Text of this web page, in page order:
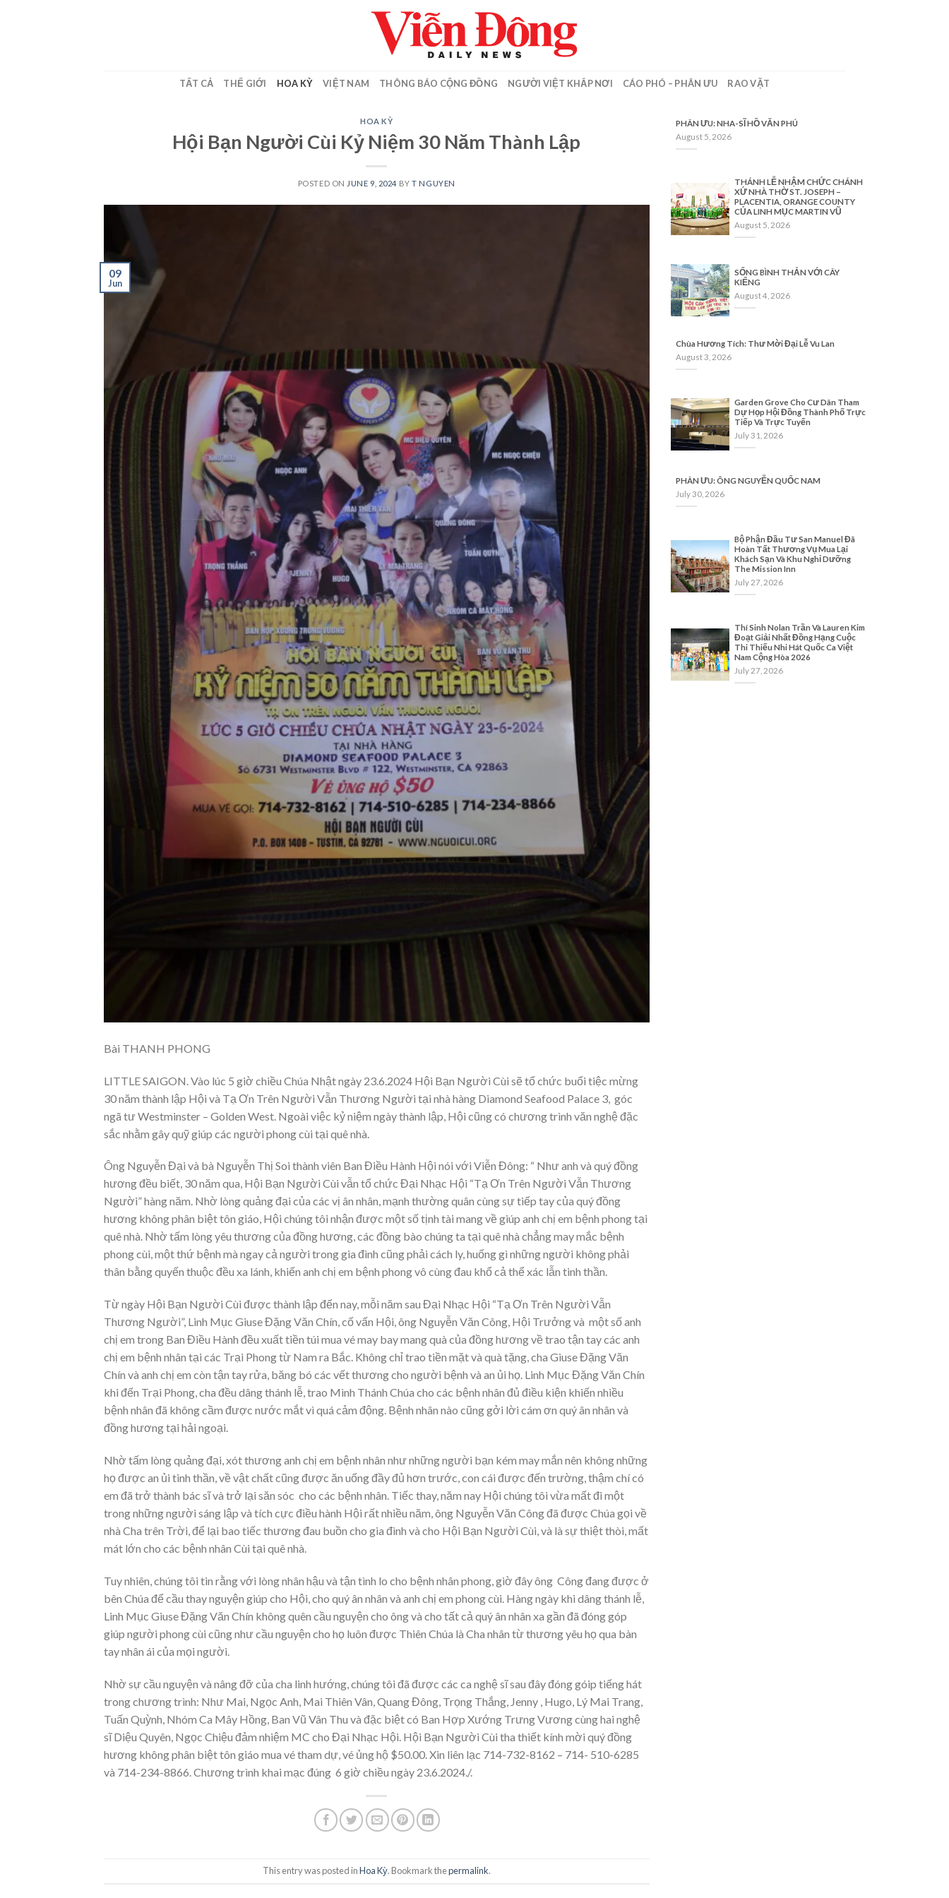
TẤT CẢ THẾ GIỚI HOA KỲ VIỆT NAM THÔNG BÁO CỘNG ĐỒNG NGƯỜI VIỆT KHẮP NƠI CÁO PHÓ – PHÂN ƯU RAO VẶT
HOA KỲ
Hội Bạn Người Cùi Kỷ Niệm 30 Năm Thành Lập
POSTED ON JUNE 9, 2024 BYT NGUYEN
09
Jun
Bài THANH PHONG
LITTLE SAIGON. Vào lúc 5 giờ chiều Chúa Nhật ngày 23.6.2024 Hội Bạn Người Cùi sẽ tổ chức buổi tiệc mừng
30 năm thành lập Hội và Tạ Ơn Trên Người Vẫn Thương Người tại nhà hàng Diamond Seafood Palace 3, góc
ngã tư Westminster – Golden West. Ngoài việc kỷ niệm ngày thành lập, Hội cũng có chương trình văn nghệ đặc
sắc nhằm gây quỹ giúp các người phong cùi tại quê nhà.
Ông Nguyễn Đại và bà Nguyễn Thị Soi thành viên Ban Điều Hành Hội nói với Viễn Đông: “ Như anh và quý đồng
hương đều biết, 30 năm qua, Hội Bạn Người Cùi vẫn tổ chức Đại Nhạc Hội “Tạ Ơn Trên Người Vẫn Thương
Người” hàng năm. Nhờ lòng quảng đại của các vị ân nhân, mạnh thường quân cùng sự tiếp tay của quý đồng
hương không phân biệt tôn giáo, Hội chúng tôi nhận được một số tịnh tài mang về giúp anh chị em bệnh phong tại
quê nhà. Nhờ tấm lòng yêu thương của đồng hương, các đồng bào chúng ta tại quê nhà chẳng may mắc bệnh
phong cùi, một thứ bệnh mà ngay cả người trong gia đình cũng phải cách ly, huống gì những người không phải
thân bằng quyến thuộc đều xa lánh, khiến anh chị em bệnh phong vô cùng đau khổ cả thể xác lẫn tinh thần.
Từ ngày Hội Bạn Người Cùi được thành lập đến nay, mỗi năm sau Đại Nhạc Hội “Tạ Ơn Trên Người Vẫn
Thương Người”, Linh Mục Giuse Đặng Văn Chín, cố vấn Hội, ông Nguyễn Văn Công, Hội Trưởng và một số anh
chị em trong Ban Điều Hành đều xuất tiền túi mua vé may bay mang quà của đồng hương về trao tận tay các anh
chị em bệnh nhân tại các Trại Phong từ Nam ra Bắc. Không chỉ trao tiền mặt và quà tặng, cha Giuse Đặng Văn
Chín và anh chị em còn tận tay rửa, băng bó các vết thương cho người bệnh và an ủi họ. Linh Mục Đặng Văn Chín
khi đến Trại Phong, cha đều dâng thánh lễ, trao Mình Thánh Chúa cho các bệnh nhân đủ điều kiện khiến nhiều
bệnh nhân đã không cầm được nước mắt vì quá cảm động. Bệnh nhân nào cũng gởi lời cám ơn quý ân nhân và
đồng hương tại hải ngoại.
Nhờ tấm lòng quảng đại, xót thương anh chị em bệnh nhân như những người bạn kém may mắn nên không những
họ được an ủi tinh thần, về vật chất cũng được ăn uống đầy đủ hơn trước, con cái được đến trường, thậm chí có
em đã trở thành bác sĩ và trở lại săn sóc cho các bệnh nhân. Tiếc thay, năm nay Hội chúng tôi vừa mất đi một
trong những người sáng lập và tích cực điều hành Hội rất nhiều năm, ông Nguyễn Văn Công đã được Chúa gọi về
nhà Cha trên Trời, để lại bao tiếc thương đau buồn cho gia đình và cho Hội Bạn Người Cùi, và là sự thiệt thòi, mất
mát lớn cho các bệnh nhân Cùi tại quê nhà.
Tuy nhiên, chúng tôi tin rằng với lòng nhân hậu và tận tình lo cho bệnh nhân phong, giờ đây ông Công đang được ở
bên Chúa để cầu thay nguyện giúp cho Hội, cho quý ân nhân và anh chị em phong cùi. Hàng ngày khi dâng thánh lễ,
Linh Mục Giuse Đặng Văn Chín không quên cầu nguyện cho ông và cho tất cả quý ân nhân xa gần đã đóng góp
giúp người phong cùi cũng như cầu nguyện cho họ luôn được Thiên Chúa là Cha nhân từ thương yêu họ qua bàn
tay nhân ái của mọi người.
Nhờ sự cầu nguyện và nâng đỡ của cha linh hướng, chúng tôi đã được các ca nghệ sĩ sau đây đóng góip tiếng hát
trong chương trình: Như Mai, Ngọc Anh, Mai Thiên Vân, Quang Đông, Trọng Thắng, Jenny , Hugo, Lý Mai Trang,
Tuấn Quỳnh, Nhóm Ca Mây Hồng, Ban Vũ Vân Thu và đặc biệt có Ban Hợp Xướng Trưng Vương cùng hai nghệ
sĩ Diệu Quyên, Ngọc Chiệu đảm nhiệm MC cho Đại Nhạc Hội. Hội Bạn Người Cùi tha thiết kính mời quý đồng
hương không phân biệt tôn giáo mua vé tham dự, vé ủng hộ $50.00. Xin liên lạc 714-732-8162 – 714- 510-6285
và 714-234-8866. Chương trình khai mạc đúng 6 giờ chiều ngày 23.6.2024./.
This entry was posted inHoa Kỳ. Bookmark thepermalink.
PHÂN ƯU: NHA-SĨ HỒ VĂN PHÚ
August 5, 2026
THÁNH LỄ NHẬM CHỨC CHÁNH
XỨ NHÀ THỜ ST. JOSEPH –
PLACENTIA, ORANGE COUNTY
CỦA LINH MỤC MARTIN VŨ
August 5, 2026
SỐNG BÌNH THẢN VỚI CÂY
KIỂNG
August 4, 2026
Chùa Hương Tích: Thư Mời Đại Lễ Vu Lan
August 3, 2026
Garden Grove Cho Cư Dân Tham
Dự Họp Hội Đồng Thành Phố Trực
Tiếp Và Trực Tuyến
July 31, 2026
PHÂN ƯU: ÔNG NGUYỄN QUỐC NAM
July 30, 2026
Bộ Phận Đầu Tư San Manuel Đã
Hoàn Tất Thương Vụ Mua Lại
Khách Sạn Và Khu Nghỉ Dưỡng
The Mission Inn
July 27, 2026
Thí Sinh Nolan Trần Và Lauren Kim
Đoạt Giải Nhất Đồng Hạng Cuộc
Thi Thiếu Nhi Hát Quốc Ca Việt
Nam Cộng Hòa 2026
July 27, 2026